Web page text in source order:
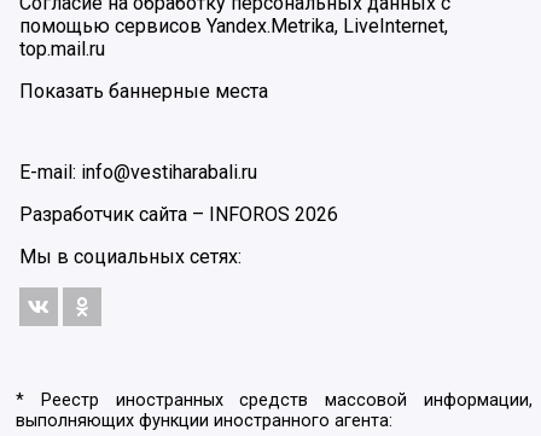
помощью сервисов Yandex.Metrika, LiveInternet,
top.mail.ru
Показать баннерные места
E-mail: info@vestiharabali.ru
Разработчик сайта – INFOROS 2026
Мы в социальных сетях:
* Реестр иностранных средств массовой информации,
выполняющих функции иностранного агента: